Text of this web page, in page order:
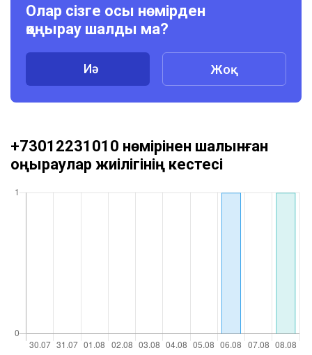
Олар сізге осы нөмірден
қоңырау шалды ма?
Иә Жоқ
+73012231010 нөмірінен шалынған
қоңыраулар жиілігінің кестесі